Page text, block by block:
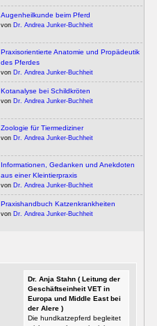
Augenheilkunde beim Pferd
von Dr. Andrea Junker-Buchheit
Praxisorientierte Anatomie und Propädeutik
des Pferdes
von Dr. Andrea Junker-Buchheit
Kotanalyse bei Schildkröten
von Dr. Andrea Junker-Buchheit
Zoologie für Tiermediziner
von Dr. Andrea Junker-Buchheit
Informationen, Gedanken und Anekdoten
aus einer Kleintierpraxis
von Dr. Andrea Junker-Buchheit
Praxishandbuch Katzenkrankheiten
von Dr. Andrea Junker-Buchheit
Dr. Anja Stahn ( Leitung der
Geschäftseinheit VET in
Europa und Middle East bei
der Alere )
Die hundkatzepferd begleitet